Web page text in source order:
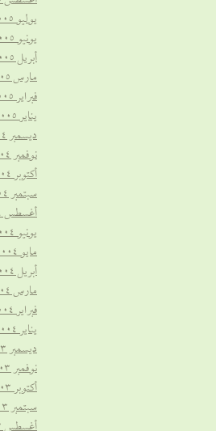
يوليو 2005
يونيو 2005
أبريل 2005
مارس 2005
فبراير 2005
يناير 2005
ديسمبر 2004
نوفمبر 2004
أكتوبر 2004
سبتمبر 2004
أغسطس 2004
يونيو 2004
مايو 2004
أبريل 2004
مارس 2004
فبراير 2004
يناير 2004
ديسمبر 2003
نوفمبر 2003
أكتوبر 2003
سبتمبر 2003